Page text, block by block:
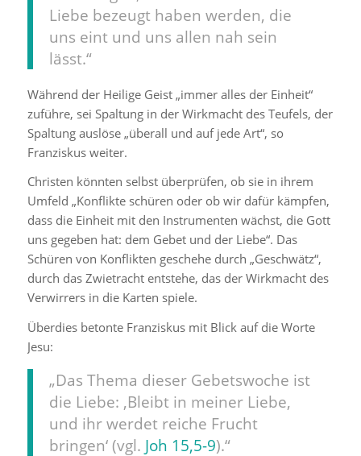
Liebe bezeugt haben werden, die
uns eint und uns allen nah sein
lässt.“
Während der Heilige Geist „immer alles der Einheit“
zuführe, sei Spaltung in der Wirkmacht des Teufels, der
Spaltung auslöse „überall und auf jede Art“, so
Franziskus weiter.
Christen könnten selbst überprüfen, ob sie in ihrem
Umfeld „Konflikte schüren oder ob wir dafür kämpfen,
dass die Einheit mit den Instrumenten wächst, die Gott
uns gegeben hat: dem Gebet und der Liebe“. Das
Schüren von Konflikten geschehe durch „Geschwätz“,
durch das Zwietracht entstehe, das der Wirkmacht des
Verwirrers in die Karten spiele.
Überdies betonte Franziskus mit Blick auf die Worte
Jesu:
„Das Thema dieser Gebetswoche ist
die Liebe: ‚Bleibt in meiner Liebe,
und ihr werdet reiche Frucht
bringen‘ (vgl. Joh 15,5-9).“